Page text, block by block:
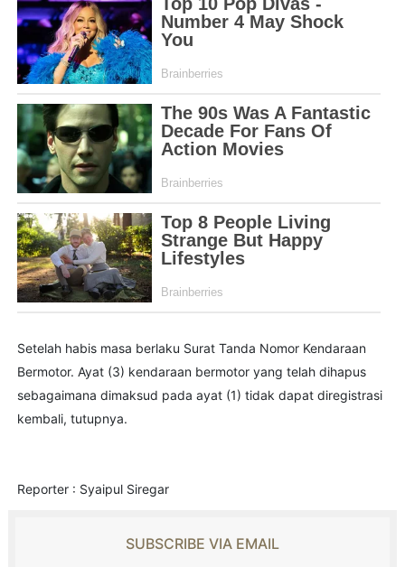
Setelah habis masa berlaku Surat Tanda Nomor Kendaraan
Bermotor. Ayat (3) kendaraan bermotor yang telah dihapus
sebagaimana dimaksud pada ayat (1) tidak dapat diregistrasi
kembali, tutupnya.
Reporter : Syaipul Siregar
SUBSCRIBE VIA EMAIL